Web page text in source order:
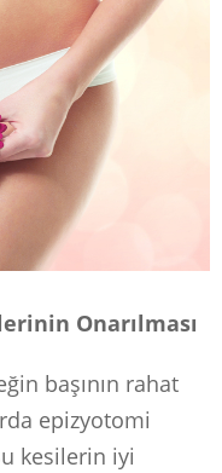
Onarılması
başının rahat
epizyotomi
kesilerin iyi